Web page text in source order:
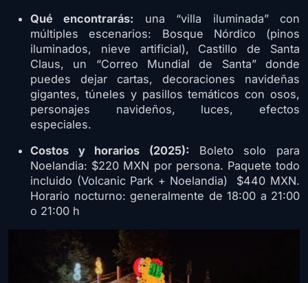
Qué encontrarás: una “villa iluminada” con
múltiples escenarios: Bosque Nórdico (pinos
iluminados, nieve artificial), Castillo de Santa
Claus, un “Correo Mundial de Santa” donde
puedes dejar cartas, decoraciones navideñas
gigantes, túneles y pasillos temáticos con osos,
personajes navideños, luces, efectos
especiales.
Costos y horarios (2025): Boleto solo para
Noelandia: $220 MXN por persona. Paquete todo
incluido (Volcanic Park + Noelandia) $440 MXN.
Horario nocturno: generalmente de 18:00 a 21:00
o 21:00 h